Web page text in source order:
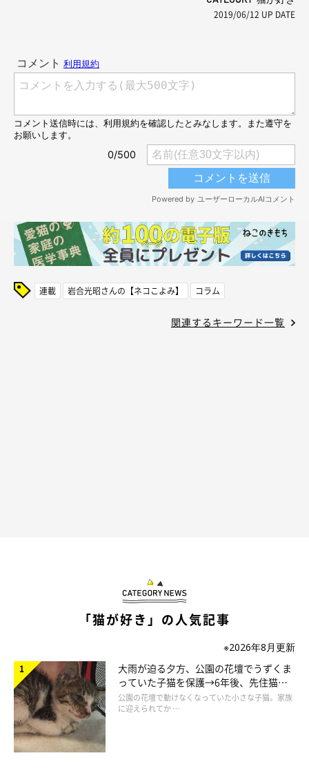
2019/06/12 UP DATE
連載 岩合光昭さんの【ネコこよみ】 コラム
関連するキーワード一覧
「猫が好き」の人気記事
※2026年8月更新
大雨が迫る夕方、公園の花壇でうずくま
っていた子猫を保護→6年後、先住猫
と“姉妹”のような関係に
公園の花壇で動けなくなっていた小さな子猫。家族
に迎えられてか …